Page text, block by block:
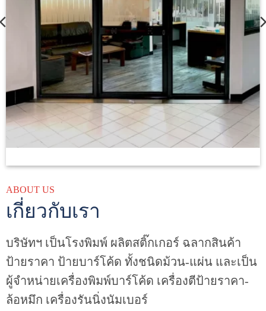
ABOUT US
เกี่ยวกับเรา
บริษัทฯ เป็นโรงพิมพ์ ผลิตสติ๊กเกอร์ ฉลากสินค้า
ป้ายราคา ป้ายบาร์โค้ด ทั้งชนิดม้วน-แผ่น และเป็น
ผู้จำหน่ายเครื่องพิมพ์บาร์โค้ด เครื่องตีป้ายราคา-
ล้อหมึก เครื่องรันนิ่งนัมเบอร์